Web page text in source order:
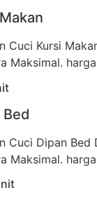
Cuci Kursi
Maksimal.
Cuci Dipan
Maksimal.